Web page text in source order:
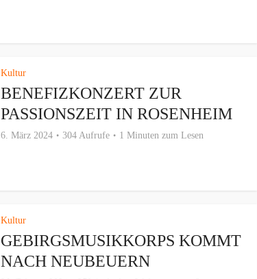
Kultur
BENEFIZKONZERT ZUR
PASSIONSZEIT IN ROSENHEIM
6. März 2024 304 Aufrufe 1 Minuten zum Lesen
Kultur
GEBIRGSMUSIKKORPS KOMMT
NACH NEUBEUERN